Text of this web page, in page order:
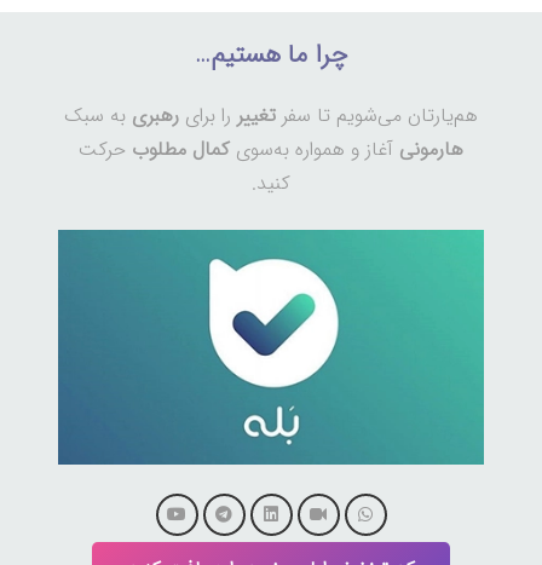
چرا ما هستیم…
هم‌یارتان می‌شویم تا سفر تغییر را برای رهبری به سبک
هارمونی آغاز و همواره به‌سوی کمال مطلوب حرکت
کنید.